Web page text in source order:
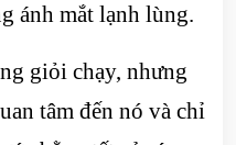
ánh mắt lạnh lùng.
giỏi chạy, nhưng
tâm đến nó và chỉ